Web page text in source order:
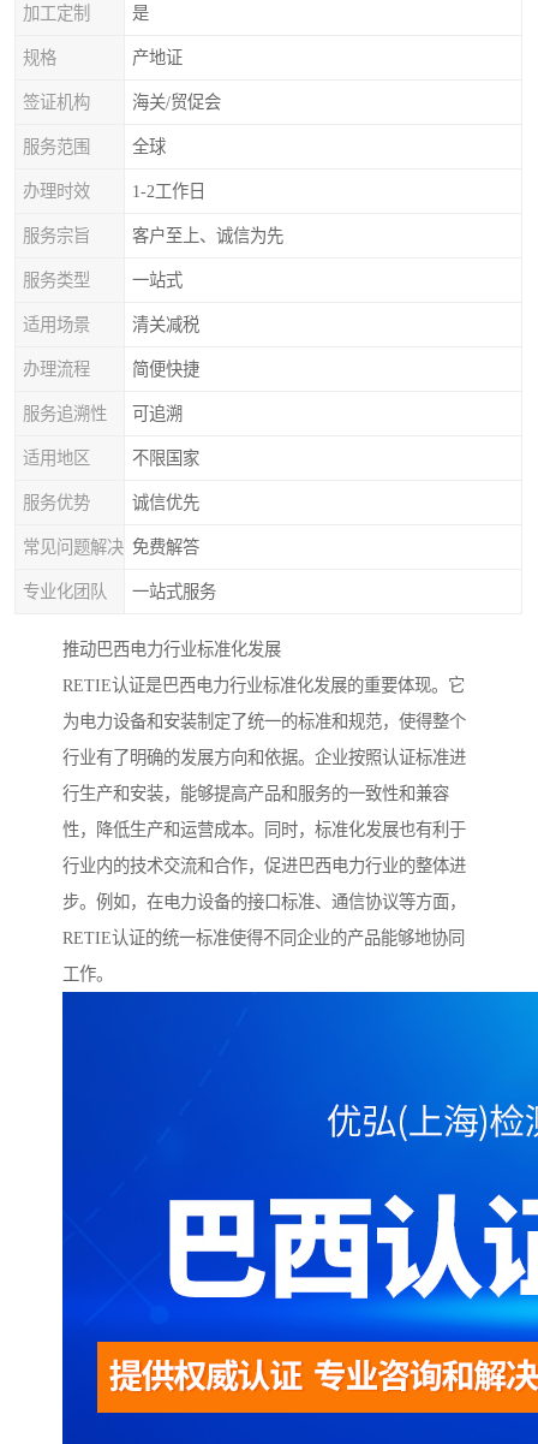
加工定制 是
规格 产地证
签证机构 海关/贸促会
服务范围 全球
办理时效 1-2工作日
服务宗旨 客户至上、诚信为先
服务类型 一站式
适用场景 清关减税
办理流程 简便快捷
服务追溯性 可追溯
适用地区 不限国家
服务优势 诚信优先
常见问题解决 免费解答
专业化团队 一站式服务
推动巴西电力行业标准化发展
RETIE认证是巴西电力行业标准化发展的重要体现。它
为电力设备和安装制定了统一的标准和规范，使得整个
行业有了明确的发展方向和依据。企业按照认证标准进
行生产和安装，能够提高产品和服务的一致性和兼容
性，降低生产和运营成本。同时，标准化发展也有利于
行业内的技术交流和合作，促进巴西电力行业的整体进
步。例如，在电力设备的接口标准、通信协议等方面，
RETIE认证的统一标准使得不同企业的产品能够地协同
工作。